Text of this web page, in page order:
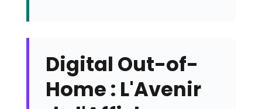
Digital Out-of-
Home : L'Avenir